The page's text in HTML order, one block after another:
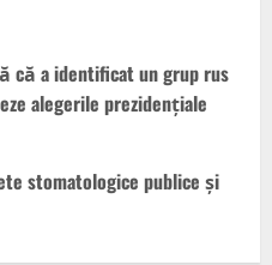
că a identificat un grup rus
alegerile prezidenţiale
stomatologice publice şi